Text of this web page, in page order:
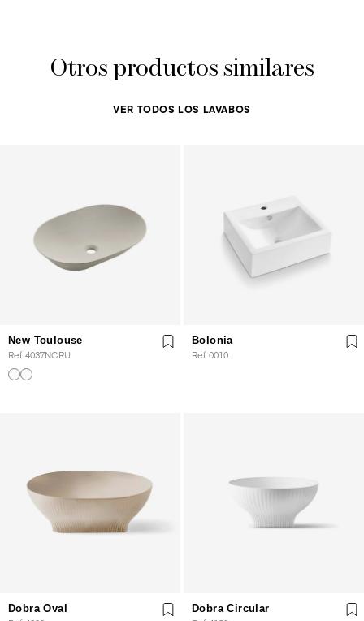
Otros productos similares
VER TODOS LOS LAVABOS
New Toulouse
Ref. 4037NCRU
Bolonia
Ref. 0010
Dobra Oval
Dobra Circular